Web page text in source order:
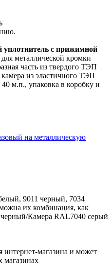
с прижимной
металлической кромки
часть из твердого ТЭП
из эластичного ТЭП
м.п., упаковка в коробку и
на металлическую
9011 черный, 7034
их комбинация, как
Камера RAL7040 серый
интернет-магазина и может
магазинах